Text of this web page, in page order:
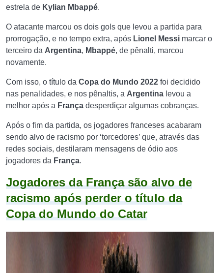
estrela de Kylian Mbappé.
O atacante marcou os dois gols que levou a partida para
prorrogação, e no tempo extra, após Lionel Messi marcar o
terceiro da Argentina, Mbappé, de pênalti, marcou
novamente.
Com isso, o título da Copa do Mundo 2022 foi decidido
nas penalidades, e nos pênaltis, a Argentina levou a
melhor após a França desperdiçar algumas cobranças.
Após o fim da partida, os jogadores franceses acabaram
sendo alvo de racismo por ‘torcedores’ que, através das
redes sociais, destilaram mensagens de ódio aos
jogadores da França.
Jogadores da França são alvo de
racismo após perder o título da
Copa do Mundo do Catar